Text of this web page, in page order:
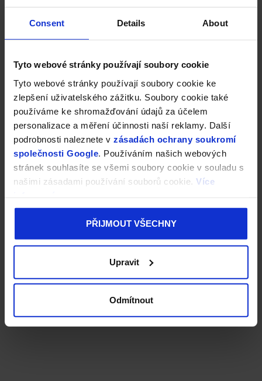
Consent Details About
Tyto webové stránky používají soubory cookie
Tyto webové stránky používají soubory cookie ke
zlepšení uživatelského zážitku. Soubory cookie také
používáme ke shromažďování údajů za účelem
personalizace a měření účinnosti naší reklamy. Další
podrobnosti naleznete v zásadách ochrany soukromí
společnosti Google . Používáním našich webových
stránek souhlasíte se všemi soubory cookie v souladu s
našimi zásadami používání souborů cookie. Více
PŘIJMOUT VŠECHNY
Upravit
Odmítnout